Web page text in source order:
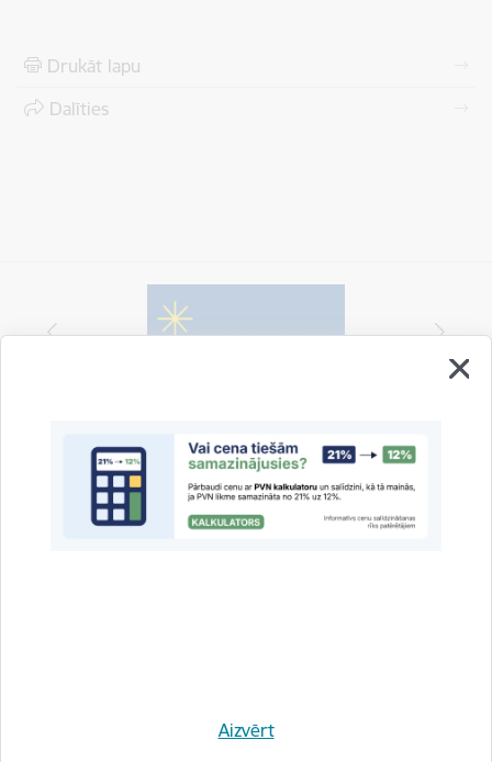
Aizvērt
Drukāt lapu
Dalīties
Vai šī informācija bija noderīga?
Piesakies jaunumu saņemšanai savā e-pastā.